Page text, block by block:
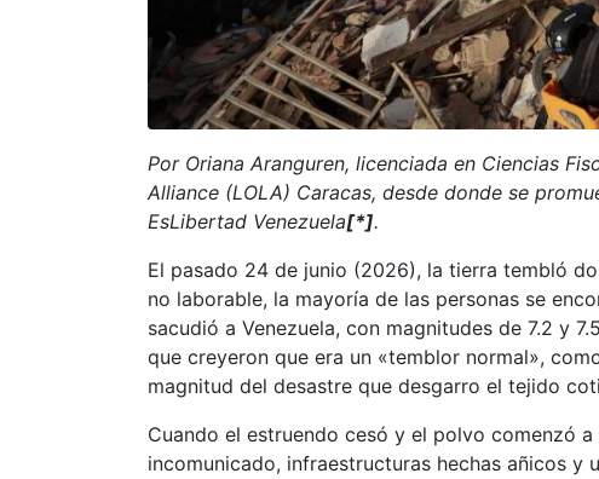
Por Oriana Aranguren, licenciada en Ciencias
Alliance (LOLA) Caracas, desde donde se
EsLibertad Venezuela[*].
El pasado 24 de junio (2026), la tierra tembló
no laborable, la mayoría de las personas se
sacudió a Venezuela, con magnitudes de 7.2 y
que creyeron que era un «temblor normal»,
magnitud del desastre que desgarro el tejido
Cuando el estruendo cesó y el polvo comenzó
incomunicado, infraestructuras hechas añicos